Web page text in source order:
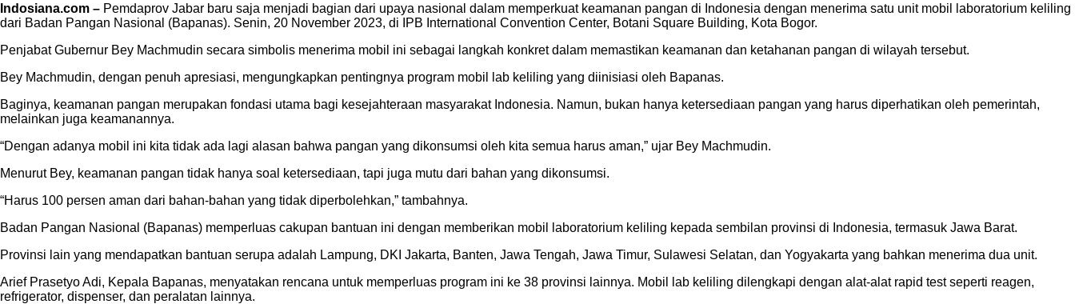
Indosiana.com – Pemdaprov Jabar baru saja menjadi bagian dari upaya nasional dalam memperkuat keamanan pangan di Indonesia dengan menerima satu unit mobil laboratorium keliling
dari Badan Pangan Nasional (Bapanas). Senin, 20 November 2023, di IPB International Convention Center, Botani Square Building, Kota Bogor.
Penjabat Gubernur Bey Machmudin secara simbolis menerima mobil ini sebagai langkah konkret dalam memastikan keamanan dan ketahanan pangan di wilayah tersebut.
Bey Machmudin, dengan penuh apresiasi, mengungkapkan pentingnya program mobil lab keliling yang diinisiasi oleh Bapanas.
Baginya, keamanan pangan merupakan fondasi utama bagi kesejahteraan masyarakat Indonesia. Namun, bukan hanya ketersediaan pangan yang harus diperhatikan oleh pemerintah,
melainkan juga keamanannya.
“Dengan adanya mobil ini kita tidak ada lagi alasan bahwa pangan yang dikonsumsi oleh kita semua harus aman,” ujar Bey Machmudin.
Menurut Bey, keamanan pangan tidak hanya soal ketersediaan, tapi juga mutu dari bahan yang dikonsumsi.
“Harus 100 persen aman dari bahan-bahan yang tidak diperbolehkan,” tambahnya.
Badan Pangan Nasional (Bapanas) memperluas cakupan bantuan ini dengan memberikan mobil laboratorium keliling kepada sembilan provinsi di Indonesia, termasuk Jawa Barat.
Provinsi lain yang mendapatkan bantuan serupa adalah Lampung, DKI Jakarta, Banten, Jawa Tengah, Jawa Timur, Sulawesi Selatan, dan Yogyakarta yang bahkan menerima dua unit.
Arief Prasetyo Adi, Kepala Bapanas, menyatakan rencana untuk memperluas program ini ke 38 provinsi lainnya. Mobil lab keliling dilengkapi dengan alat-alat rapid test seperti reagen,
refrigerator, dispenser, dan peralatan lainnya.